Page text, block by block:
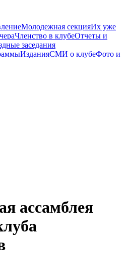
Молодежная секцияИх уже
Членство в клубеОтчеты и
заседания
ИзданияСМИ о клубеФото и
ассамблея